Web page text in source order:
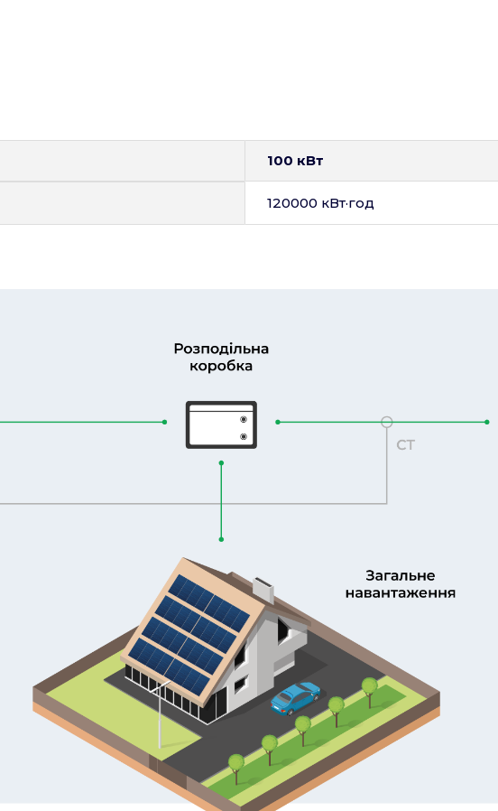
100 кВт
120000 кВт·год